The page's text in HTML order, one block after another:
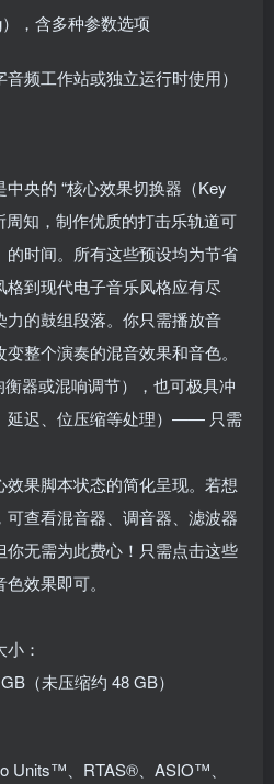
，含多种参数选项
频工作站或独立运行时使用）
央的 “核心效果切换器（Key
周知，制作优质的打击乐轨道可
时间。所有这些预设均为节省
到现代电子音乐风格应有尽
的鼓组段落。你只需播放音
整个演奏的混音效果和音色。
器或混响调节），也可极具冲
延迟、位压缩等处理）—— 只需
果脚本状态的简化呈现。若想
查看混音器、调音器、滤波器
无需为此费心！只需点击这些
效果即可。
：
（未压缩约 48 GB）
Units™、RTAS®、ASIO™、